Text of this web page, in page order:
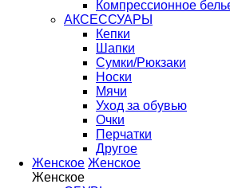
Компрессионное
АКСЕССУАРЫ
Кепки
Шапки
Сумки/Рюкзаки
Носки
Мячи
Уход за обувью
Очки
Перчатки
Другое
Женское Женское
Женское